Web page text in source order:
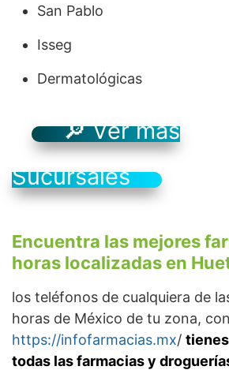
San Pablo
Isseg
Dermatológicas
🔎 Ver más
Sucursales
Encuentra las mejores
horas localizadas en
los teléfonos de cualquiera de
horas de México de tu zona, con
https://infofarmacias.mx/
todas las farmacias y